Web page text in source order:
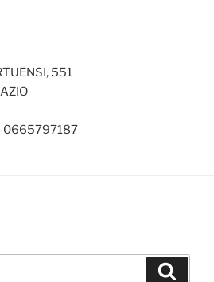
551
0665797187